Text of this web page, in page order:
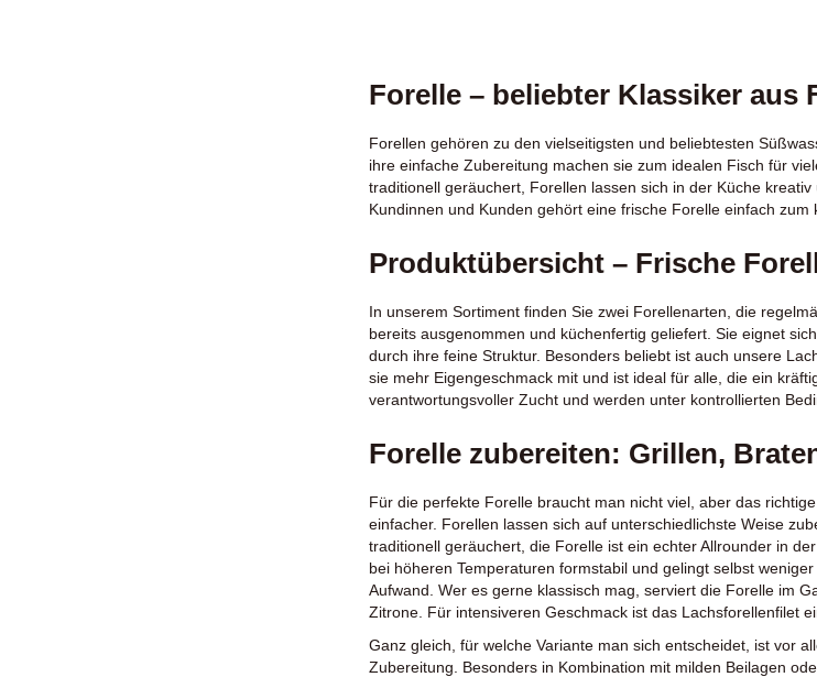
Forelle – beliebter Klassiker aus
Forellen gehören zu den vielseitigsten und beliebtesten
ihre einfache Zubereitung machen sie zum idealen Fisch für
traditionell geräuchert, Forellen lassen sich in der Küche
Kundinnen und Kunden gehört eine frische Forelle einfach zum
Produktübersicht – Frische
In unserem Sortiment finden Sie zwei Forellenarten, die
bereits ausgenommen und küchenfertig geliefert. Sie eignet
durch ihre feine Struktur. Besonders beliebt ist auch unsere
sie mehr Eigengeschmack mit und ist ideal für alle, die ein
verantwortungsvoller Zucht und werden unter kontrollierten
Forelle zubereiten: Grillen,
Für die perfekte Forelle braucht man nicht viel, aber das
einfacher. Forellen lassen sich auf unterschiedlichste Weise
traditionell geräuchert, die Forelle ist ein echter Allrounder in
bei höheren Temperaturen formstabil und gelingt selbst
Aufwand. Wer es gerne klassisch mag, serviert die Forelle im
Zitrone. Für intensiveren Geschmack ist das Lachsforellenfilet
Ganz gleich, für welche Variante man sich entscheidet, ist vor
Zubereitung. Besonders in Kombination mit milden Beilagen